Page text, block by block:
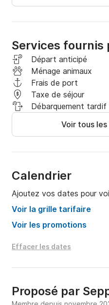
Auto-drainant
Services fournis
Départ anticipé
Ménage animaux
Frais de port
Taxe de séjour
Débarquement tardif
Voir tous
Calendrier
Ajoutez vos dates pour
Voir la grille tarifaire
Voir les promotions
Effacer les dates
Proposé par